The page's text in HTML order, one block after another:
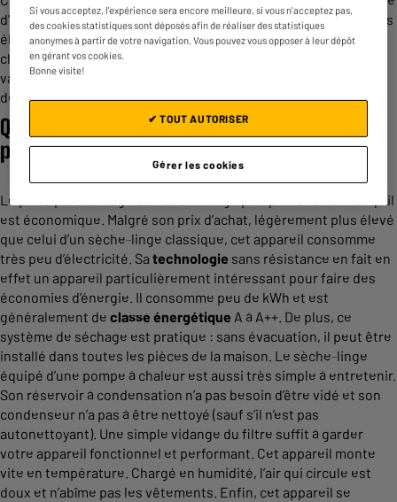
d'
chaud dusèche-linge. Cet appareil est équipé de plusieurs
éléments : une entrée d’air ambiant, un conduit d’arrivée d’air
chaud, un conduit de sortie, un condensateur de chaleur, de
vapeur, un compresseur et un réservoir de récupération d’eau
de condensation.
Quels sont les avantages du sèche-linge
pompe à chaleur ?
Le principal avantage d’un sèche-linge pompe à chaleur est qu’il
est économique. Malgré son prix d’achat, légèrement plus élevé
que celui d’un sèche-linge classique, cet appareil consomme
très peu d’électricité. Sa technologie sans résistance en fait en
effet un appareil particulièrement intéressant pour faire des
économies d’énergie. Il consomme peu de kWh et est
généralement de classe énergétique A à A++. De plus, ce
système de séchage est pratique : sans évacuation, il peut être
installé dans toutes les pièces de la maison. Le sèche-linge
équipé d’une pompe à chaleur est aussi très simple à entretenir.
Son réservoir à condensation n’a pas besoin d’être vidé et son
condenseur n’a pas à être nettoyé (sauf s’il n’est pas
autonettoyant). Une simple vidange du filtre suffit à garder
votre appareil fonctionnel et performant. Cet appareil monte
vite en température. Chargé en humidité, l’air qui circule est
doux et n’abîme pas les vêtements. Enfin, cet appareil se
Si vous acceptez, l'expérience sera encore meilleure, si vous n'acceptez pas,
des cookies statistiques sont déposés afin de réaliser des statistiques
anonymes à partir de votre navigation. Vous pouvez vous opposer à leur dépôt
en gérant vos cookies.
Bonne visite!
Gérer les cookies
✔ TOUT AUTORISER